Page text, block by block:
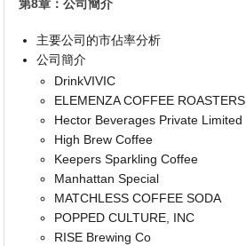
第8章：公司簡介
主要公司的市佔率分析
公司簡介
DrinkVIVIC
ELEMENZA COFFEE ROASTERS
Hector Beverages Private Limited
High Brew Coffee
Keepers Sparkling Coffee
Manhattan Special
MATCHLESS COFFEE SODA
POPPED CULTURE, INC
RISE Brewing Co